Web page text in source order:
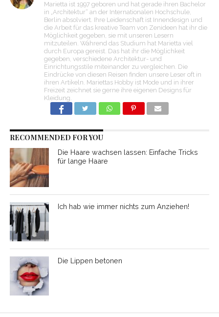
Marietta ist 1997 geboren und hat gerade ihren Bachelor
in „Architektur“ an der Internationalen Hochschule,
Berlin absolviert. Ihre Leidenschaft ist Innendesign und
die Arbeit für das kreative Team von Zenideen hat ihr die
Möglichkeit gegeben, sie mit unseren Lesern
mitzuteilen. Während das Studium hat Marietta viel
durch Europa gereist. Das hat ihr die Möglichkeit
gegeben, verschiedene Architektur- und
Einrichtungsstile miteinander zu vergleichen. Die
Eindrücke von diesen Reisen finden unsere Leser oft in
ihren Artikeln. Mariettas Hobby ist Mode und in ihrer
Freizeit zeichnet sie gerne ihre eigenen Designs für
Kleidung.
RECOMMENDED FOR YOU
Die Haare wachsen lassen: Einfache Tricks
für lange Haare
Ich hab wie immer nichts zum Anziehen!
Die Lippen betonen